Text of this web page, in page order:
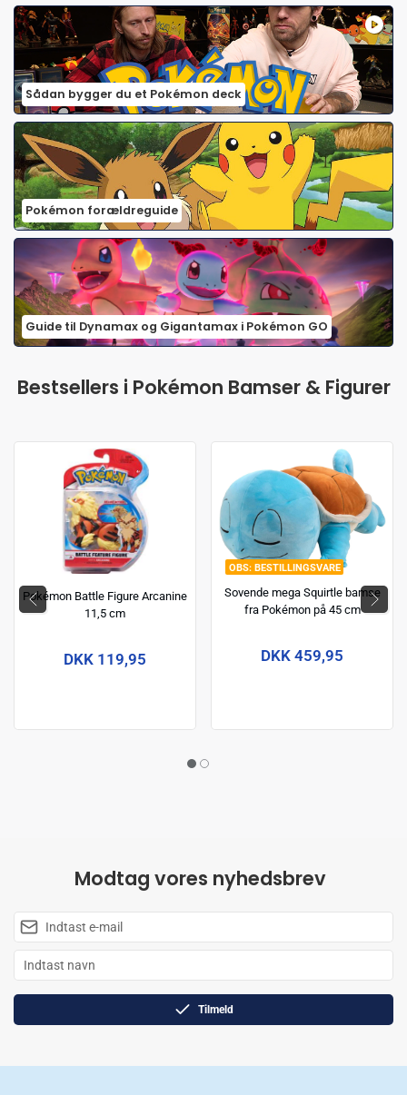
Sådan bygger du et Pokémon deck
Pokémon forældreguide
Guide til Dynamax og Gigantamax i Pokémon GO
Bestsellers i Pokémon Bamser & Figurer
Pokémon Battle Figure Arcanine
11,5 cm
DKK 119,95
BESTILLINGSVARE
Sovende mega Squirtle bamse
fra Pokémon på 45 cm
DKK 459,95
Modtag vores nyhedsbrev
Tilmeld